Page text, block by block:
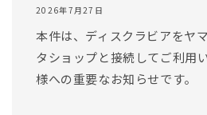
2026年7月27日
本件は、ディスクラビアをヤ
タショップと接続してご利用
様への重要なお知らせです。